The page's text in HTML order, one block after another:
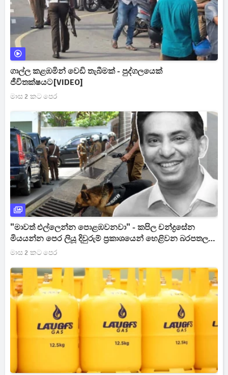
ගාල්ල කළඹමින් වෙඩි තැබීමක් - පුද්ගලයෙක්
ජීවිතක්ෂයට[VIDEO]
මාස 2 කට පෙර
"මාවත් එල්ලෙන්න පොළඹවනවා" - කපිල චන්ද්‍රසේන
මියයන්න පෙර ලියූ දිවුරුම් ප්‍රකාශයෙන් හෙළිවන බරපතල
අනාවරණය
මාස 2 කට පෙර